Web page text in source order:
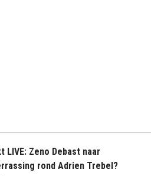
LIVE: Zeno Debast naar
rond Adrien Trebel?